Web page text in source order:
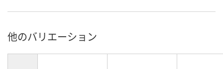
他のバリエーション